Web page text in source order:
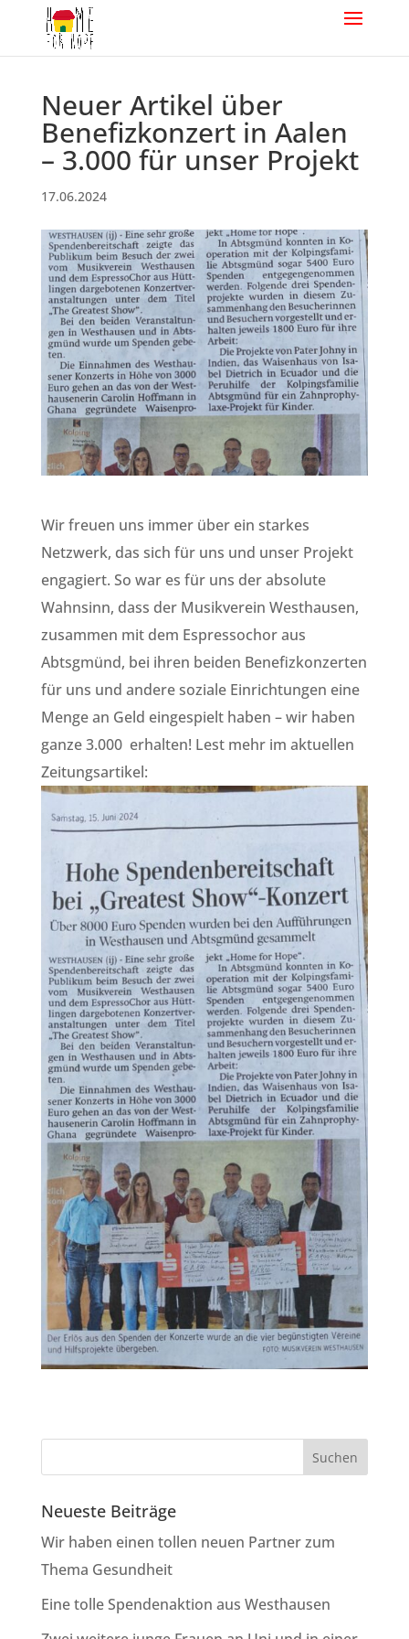
Neuer Artikel über
Benefizkonzert in Aalen
– 3.000 für unser Projekt
17.06.2024
Wir freuen uns immer über ein starkes
Netzwerk, das sich für uns und unser Projekt
engagiert. So war es für uns der absolute
Wahnsinn, dass der Musikverein Westhausen,
zusammen mit dem Espressochor aus
Abtsgmünd, bei ihren beiden Benefizkonzerten
für uns und andere soziale Einrichtungen eine
Menge an Geld eingespielt haben – wir haben
ganze 3.000 erhalten! Lest mehr im aktuellen
Zeitungsartikel:
Neueste Beiträge
Wir haben einen tollen neuen Partner zum
Thema Gesundheit
Eine tolle Spendenaktion aus Westhausen